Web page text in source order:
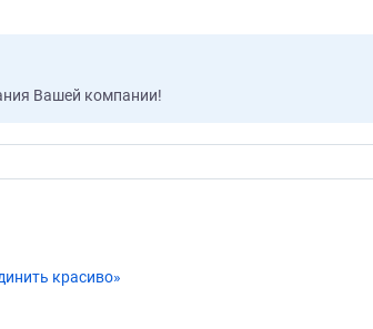
Вашей компании!
красиво»